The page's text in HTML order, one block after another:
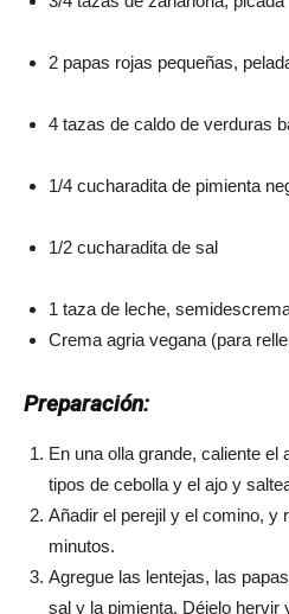
2 papas rojas pequeñas,
4 tazas de caldo de verduras
1/4 cucharadita de pimienta
1/2 cucharadita de sal
1 taza de leche,
Crema agria vegana (para
Preparación:
En una olla grande, caliente el
tipos de cebolla y el ajo y
Añadir el perejil y el comino, y
minutos.
Agregue las lentejas, las
sal y la pimienta. Déjelo hervir